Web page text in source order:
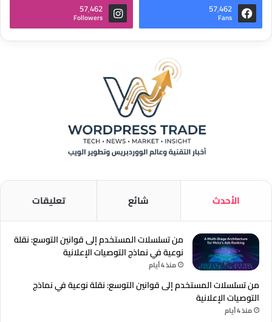
57٬462
Fans
57٬462
Followers
الأحدث شائع تعليقات
من تسلسلات المستخدم إلى قوانين التوسع: نقلة
نوعية في نماذج التوصيات الإعلانية
منذ 4 أيام
من تسلسلات المستخدم إلى قوانين التوسع: نقلة نوعية في نماذج
التوصيات الإعلانية
منذ 4 أيام